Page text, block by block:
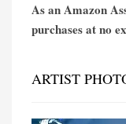
As an Amazon
purchases at no
ARTIST